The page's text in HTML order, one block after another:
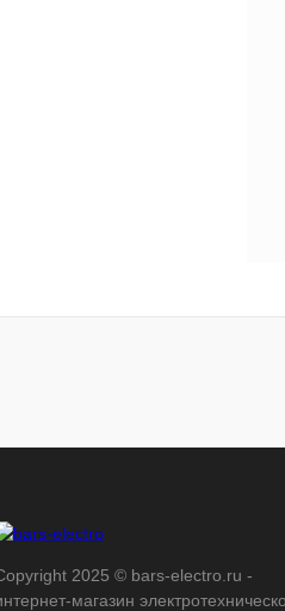
2025 © bars-electro.ru -
магазин